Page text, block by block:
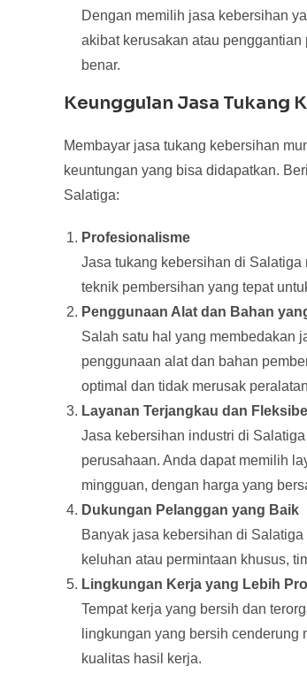
Dengan memilih jasa kebersihan
akibat kerusakan atau
benar.
Keunggulan Jasa Tukang
Membayar jasa tukang kebersihan
keuntungan yang bisa didapatkan.
Salatiga:
Profesionalisme
Jasa tukang kebersihan di Salatiga
teknik pembersihan yang tepat
Penggunaan Alat dan Bahan
Salah satu hal yang membedakan
penggunaan alat dan bahan
optimal dan tidak merusak
Layanan Terjangkau dan Fleksibel
Jasa kebersihan industri di
perusahaan. Anda dapat memilih
mingguan, dengan harga yang
Dukungan Pelanggan yang Baik
Banyak jasa kebersihan di
keluhan atau permintaan khusus,
Lingkungan Kerja yang Lebih
Tempat kerja yang bersih dan
lingkungan yang bersih
kualitas hasil kerja.